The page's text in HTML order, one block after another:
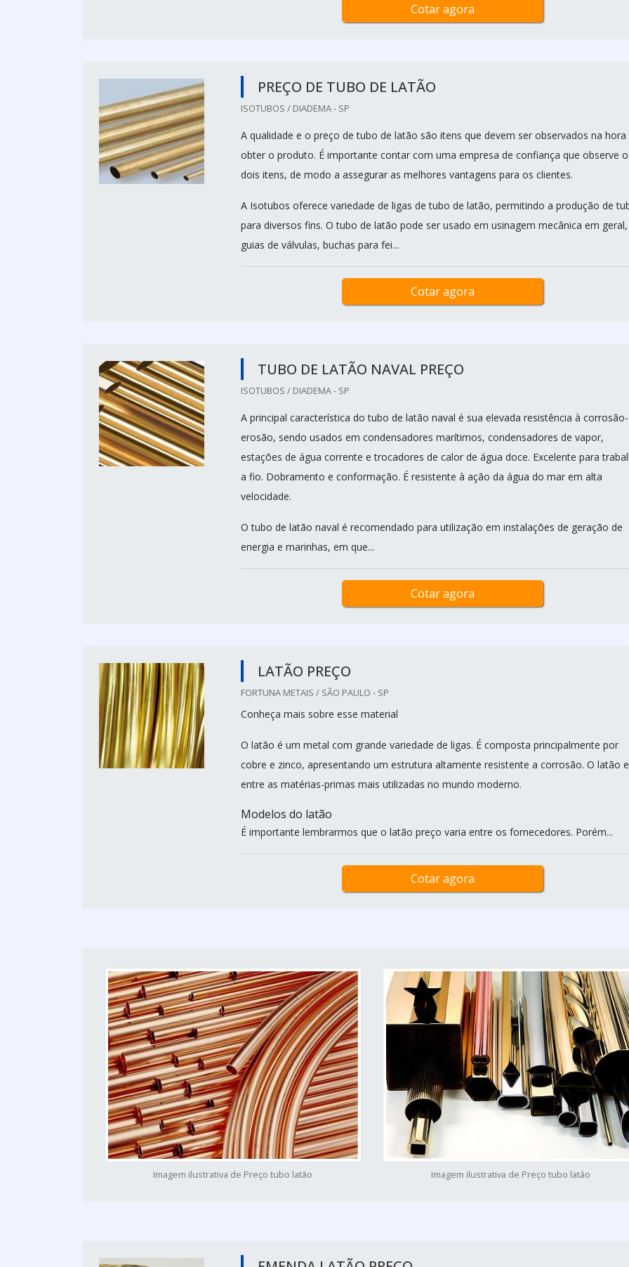
Cotar agora
PREÇO DE TUBO DE LATÃO
ISOTUBOS / DIADEMA - SP
A qualidade e o preço de tubo de latão são itens que devem ser observados na hora
obter o produto. É importante contar com uma empresa de confiança que observe
dois itens, de modo a assegurar as melhores vantagens para os clientes.
A Isotubos oferece variedade de ligas de tubo de latão, permitindo a produção de
para diversos fins. O tubo de latão pode ser usado em usinagem mecânica em geral,
guias de válvulas, buchas para fei...
Cotar agora
TUBO DE LATÃO NAVAL PREÇO
ISOTUBOS / DIADEMA - SP
A principal característica do tubo de latão naval é sua elevada resistência à corrosão-
erosão, sendo usados em condensadores marítimos, condensadores de vapor,
estações de água corrente e trocadores de calor de água doce. Excelente para
a fio. Dobramento e conformação. É resistente à ação da água do mar em alta
velocidade.
O tubo de latão naval é recomendado para utilização em instalações de geração de
energia e marinhas, em que...
Cotar agora
LATÃO PREÇO
FORTUNA METAIS / SÃO PAULO - SP
Conheça mais sobre esse material
O latão é um metal com grande variedade de ligas. É composta principalmente por
cobre e zinco, apresentando um estrutura altamente resistente a corrosão. O latão
entre as matérias-primas mais utilizadas no mundo moderno.
Modelos do latão
É importante lembrarmos que o latão preço varia entre os fornecedores. Porém...
Cotar agora
Imagem ilustrativa de Preço tubo latão Imagem ilustrativa de Preço tubo latão